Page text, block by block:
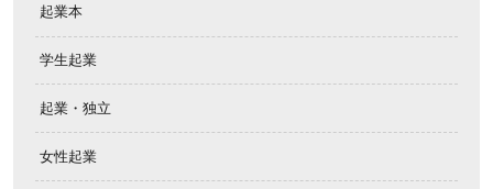
起業本
学生起業
起業・独立
女性起業